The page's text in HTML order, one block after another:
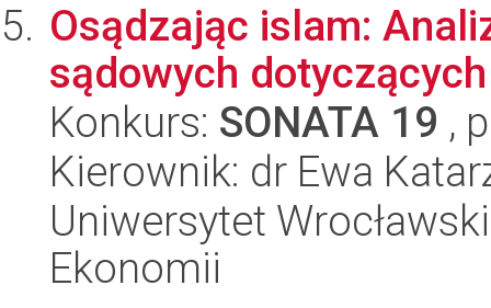
Osądzając islam:
sądowych
Konkurs: SONATA 19 ,
Kierownik: dr Ewa
Uniwersytet
Ekonomii